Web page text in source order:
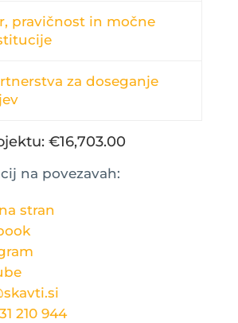
pravičnost in močne
za doseganje
€16,703.00
na povezavah:
stran
210 944